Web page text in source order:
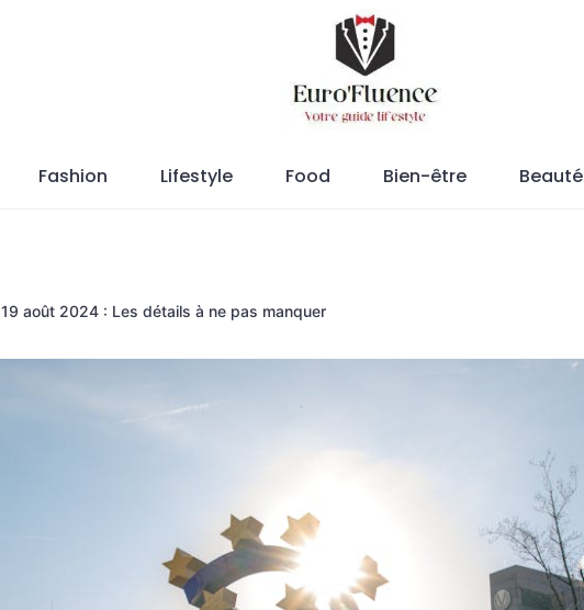
Magazine.
Fashion Lifestyle Food Bien-être Beauté
août 2024 : Les détails à ne pas manquer